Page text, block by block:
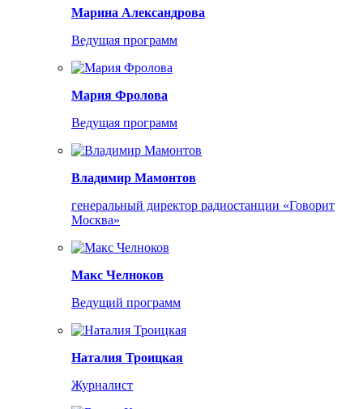
Марина Александрова
Ведущая программ
Мария Фролова
Ведущая программ
Владимир Мамонтов
генеральный директор радиостанции «Говорит
Москва»
Макс Челноков
Ведущий программ
Наталия Троицкая
Журналист